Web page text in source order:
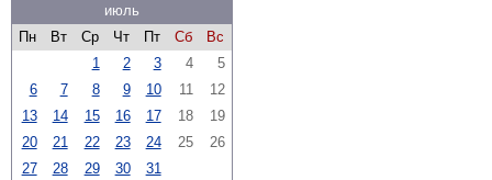
июль
Пн
Вт Ср Чт Пт Сб
Вс
1
2 3 4
5
6
7 8 9 10 11
12
13
14 15 16 17 18
19
20
21 22 23 24 25
26
27
28 29 30 31